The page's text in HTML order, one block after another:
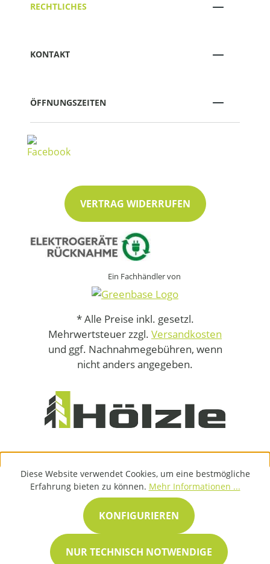
RECHTLICHES
KONTAKT
ÖFFNUNGSZEITEN
VERTRAG WIDERRUFEN
Ein Fachhändler von
* Alle Preise inkl. gesetzl.
Mehrwertsteuer zzgl. Versandkosten
und ggf. Nachnahmegebühren, wenn
nicht anders angegeben.
Diese Website verwendet Cookies, um eine bestmögliche
Erfahrung bieten zu können. Mehr Informationen ...
NUR TECHNISCH NOTWENDIGE
KONFIGURIEREN